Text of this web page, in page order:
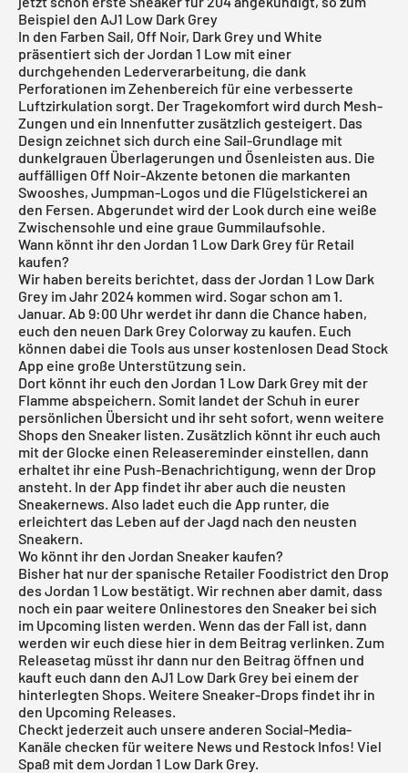
Beispiel den AJ1 Low Dark Grey
In den Farben Sail, Off Noir, Dark Grey und White
präsentiert sich derJordan 1 Low mit einer
durchgehenden Lederverarbeitung, die dank
Perforationen im Zehenbereich für eine verbesserte
Luftzirkulation sorgt. Der Tragekomfort wird durch Mesh-
Zungen und ein Innenfutter zusätzlich gesteigert. Das
Design zeichnet sich durch eine Sail-Grundlage mit
dunkelgrauen Überlagerungen und Ösenleisten aus. Die
auffälligen Off Noir-Akzente betonen die markanten
Swooshes, Jumpman-Logos und die Flügelstickerei an
den Fersen. Abgerundet wird der Look durch eine weiße
Zwischensohle und eine graue Gummilaufsohle.
Wann könnt ihr den Jordan 1 Low Dark Grey für Retail
kaufen?
Wir haben bereits berichtet, dass der Jordan 1 Low Dark
Grey im Jahr 2024 kommen wird. Sogar schon am 1.
Januar. Ab 9:00 Uhr werdet ihr dann die Chance haben,
euch den neuen Dark Grey Colorway zu kaufen. Euch
können dabei die Tools aus unser kostenlosen Dead Stock
App eine große Unterstützung sein.
Dort könnt ihr euch den Jordan 1 Low Dark Grey mit der
Flamme abspeichern. Somit landet der Schuh in eurer
persönlichen Übersicht und ihr seht sofort, wenn weitere
Shops den Sneaker listen. Zusätzlich könnt ihr euch auch
mit der Glocke einen Releasereminder einstellen, dann
erhaltet ihr eine Push-Benachrichtigung, wenn der Drop
ansteht. In der App findet ihr aber auch die neusten
Sneakernews. Also ladet euch die App runter, die
erleichtert das Leben auf der Jagd nach den neusten
Sneakern.
Wo könnt ihr den Jordan Sneaker kaufen?
Bisher hat nur der spanische Retailer Foodistrict den Drop
des Jordan 1 Low bestätigt. Wir rechnen aber damit, dass
noch ein paar weitere Onlinestores den Sneaker bei sich
im Upcoming listen werden. Wenn das der Fall ist, dann
werden wir euch diese hier in dem Beitrag verlinken. Zum
Releasetag müsst ihr dann nur den Beitrag öffnen und
kauft euch dann den AJ1 Low Dark Grey bei einem der
hinterlegten Shops. Weitere Sneaker-Drops findet ihr in
den Upcoming Releases.
Checkt jederzeit auch unsere anderen Social-Media-
Kanäle checken für weitere News und Restock Infos! Viel
Spaß mit dem Jordan 1 Low Dark Grey.